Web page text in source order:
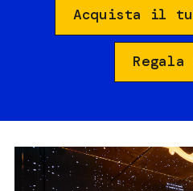
Acquista il
Regala